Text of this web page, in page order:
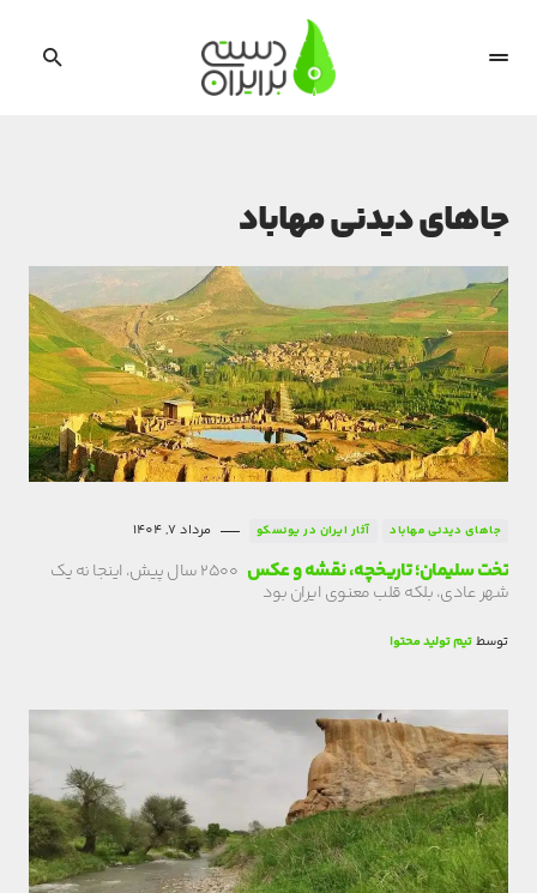
جاهای دیدنی مهاباد
جاهای دیدنی مهاباد آثار ایران در یونسکو مرداد 7, 1404
تخت سلیمان؛ تاریخچه، نقشه و عکس
۲۵۰۰ سال پیش، اینجا نه یک
شهر عادی، بلکه قلب معنوی ایران بود
توسطتیم تولید محتوا